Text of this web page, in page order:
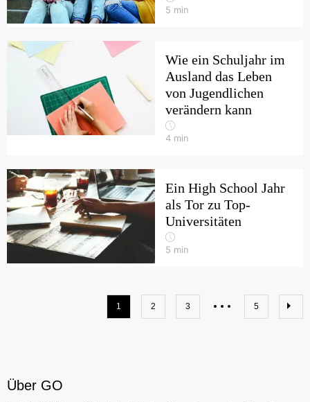
5 min
Wie ein Schuljahr im
Ausland das Leben
von Jugendlichen
verändern kann
4 min
Ein High School Jahr
als Tor zu Top-
Universitäten
5 min
1 2 3 5
Über GO